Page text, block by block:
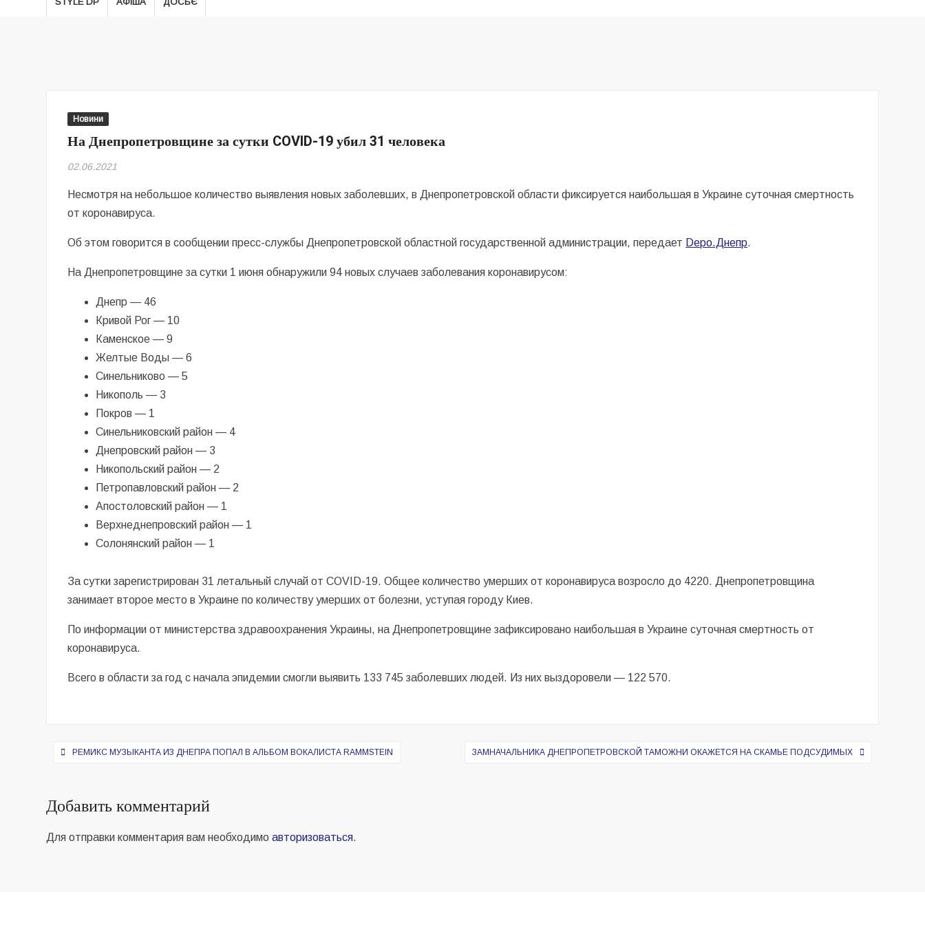
Новини
На Днепропетровщине за сутки COVID-19 убил 31 человека
02.06.2021
Несмотря на небольшое количество выявления новых заболевших, в Днепропетровской области фиксируется наибольшая в Украине суточная смертность
от коронавируса.
Об этом говорится в сообщении пресс-службы Днепропетровской областной государственной администрации, передает Depo.Днепр.
На Днепропетровщине за сутки 1 июня обнаружили 94 новых случаев заболевания коронавирусом:
Днепр — 46
Кривой Рог — 10
Каменское — 9
Желтые Воды — 6
Синельниково — 5
Никополь — 3
Покров — 1
Синельниковский район — 4
Днепровский район — 3
Никопольский район — 2
Петропавловский район — 2
Апостоловский район — 1
Верхнеднепровский район — 1
Солонянский район — 1
За сутки зарегистрирован 31 летальный случай от COVID-19. Общее количество умерших от коронавируса возросло до 4220. Днепропетровщина
занимает второе место в Украине по количеству умерших от болезни, уступая городу Киев.
По информации от министерства здравоохранения Украины, на Днепропетровщине зафиксировано наибольшая в Украине суточная смертность от
коронавируса.
Всего в области за год с начала эпидемии смогли выявить 133 745 заболевших людей. Из них выздоровели — 122 570.
Навигация
записям
РЕМИКС МУЗЫКАНТА ИЗ ДНЕПРА ПОПАЛ В АЛЬБОМ ВОКАЛИСТА RAMMSTEIN ЗАМНАЧАЛЬНИКА ДНЕПРОПЕТРОВСКОЙ ТАМОЖНИ ОКАЖЕТСЯ НА СКАМЬЕ ПОДСУДИМЫХ
Добавить комментарий
Для отправки комментария вам необходимоавторизоваться.